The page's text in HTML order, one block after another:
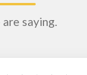
saying.